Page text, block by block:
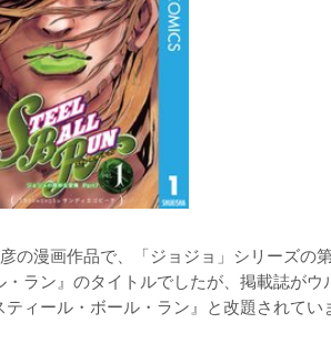
の漫画作品で、「ジョジョ」シリーズの
ラン』のタイトルでしたが、掲載誌がウ
ィール・ボール・ラン』と改題されてい